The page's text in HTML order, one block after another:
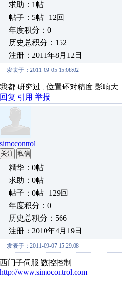
求助：1帖
帖子：5帖 | 12回
年度积分：0
历史总积分：152
注册：2011年8月12日
发表于：2011-09-05 15:08:02
我都 研究过 , 位置环对精度 影响大
回复 引用 举报
simocontrol
关注 私信
精华：0帖
求助：0帖
帖子：0帖 | 129回
年度积分：0
历史总积分：566
注册：2010年4月19日
发表于：2011-09-07 15:29:08
西门子伺服 数控控制
http://www.simocontrol.com